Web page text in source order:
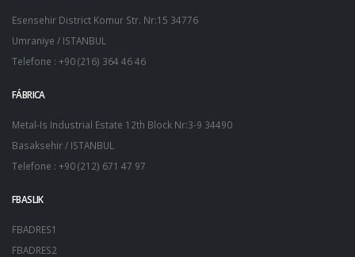
Esensehir District Komur Str. Nr:15 34776
Umraniye / ISTANBUL
Telefone : +90 (216) 364 46 46
FÁBRICA
Metal-Is Industrial Estate 12th Block Nr:3-9 34490
Basaksehir / ISTANBUL
Telefone : +90 (212) 671 47 97
FBASLIK
FBADRES1
FBADRES2